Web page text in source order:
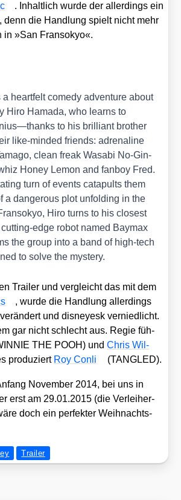
. Inhalt­lich wur­de der aller­dings ein
denn die Hand­lung spielt nicht mehr
in »San Fran­so­kyo«.
a heart­felt come­dy adven­ture about
Hiro Hama­da, who lear­ns to
to his bril­li­ant brot­her
like-min­ded fri­ends: adre­na­line
clean freak Wasa­bi No-Gin­
Honey Lemon and fan­boy Fred.
turn of events cata­pults them
a dan­ge­rous plot unfol­ding in the
Hiro turns to his clo­sest
edge robot named Baymax
the group into a band of high-tech
to sol­ve the mys­tery.
Trai­ler und ver­gleicht das mit dem
, wur­de die Hand­lung aller­dings
und dis­ney­esk ver­nied­licht.
gar nicht schlecht aus. Regie füh­
THE POOH) undChris Wil­
pro­du­ziert Roy Con­li (TANGLED).
Novem­ber 2014, bei uns in
erst am 29.01.2015 (die Ver­lei­her-
doch ein per­fek­ter Weih­nachts­
Trailer